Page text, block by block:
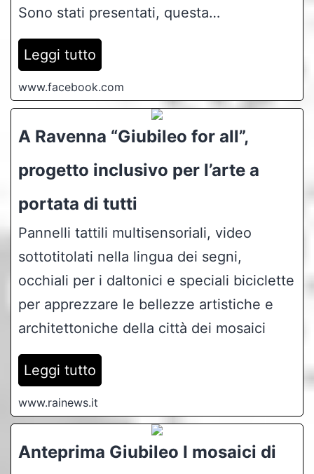
Sono stati presentati, questa…
Leggi tutto
www.facebook.com
A Ravenna “Giubileo for all”,
progetto inclusivo per l’arte a
portata di tutti
Pannelli tattili multisensoriali, video
sottotitolati nella lingua dei segni,
occhiali per i daltonici e speciali biciclette
per apprezzare le bellezze artistiche e
architettoniche della città dei mosaici
Leggi tutto
www.rainews.it
Anteprima Giubileo I mosaici di